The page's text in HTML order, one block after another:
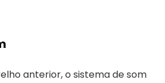
anterior, o sistema de som